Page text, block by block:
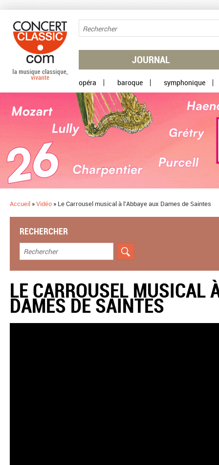
JOURNAL
opéra baroque symphonique
Accueil »Vidéo » Le Carrousel musical à l'Abbaye aux Dames de Saintes
RECHERCHER
LE CARROUSEL MUSICAL
DAMES DE SAINTES